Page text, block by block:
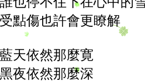
受點傷也許會更瞭解
藍天依然那麼寛
黑夜依然那麼深